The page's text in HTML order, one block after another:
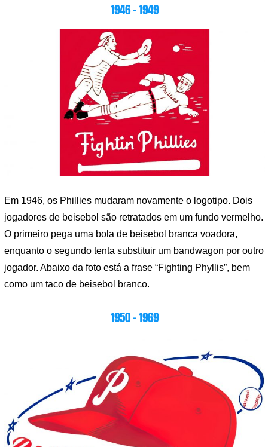
1946 – 1949
Em 1946, os Phillies mudaram novamente o logotipo. Dois
jogadores de beisebol são retratados em um fundo vermelho.
O primeiro pega uma bola de beisebol branca voadora,
enquanto o segundo tenta substituir um bandwagon por outro
jogador. Abaixo da foto está a frase “Fighting Phyllis”, bem
como um taco de beisebol branco.
1950 – 1969